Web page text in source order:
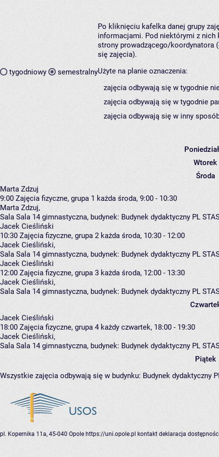
tygodniowy semestralny
Po kliknięciu kafelka danej grupy
informacjami. Pod niektórymi z nich
strony prowadzącego/koordynatora
się zajęcia).
Użyte na planie oznaczenia:
zajęcia odbywają się w tygodnie
zajęcia odbywają się w tygodnie
zajęcia odbywają się w inny
Wtorek
Środa
Marta Zdzuj
9:00 Zajęcia fizyczne, grupa 1 każda środa, 9:00 - 10:30
Marta Zdzuj,
Sala Sala 14 gimnastyczna, budynek: Budynek dydaktyczny PL
Jacek Cieśliński
10:30 Zajęcia fizyczne, grupa 2 każda środa, 10:30 - 12:00
Jacek Cieśliński,
Sala Sala 14 gimnastyczna, budynek: Budynek dydaktyczny PL
Jacek Cieśliński
12:00 Zajęcia fizyczne, grupa 3 każda środa, 12:00 - 13:30
Jacek Cieśliński,
Sala Sala 14 gimnastyczna, budynek: Budynek dydaktyczny PL
Jacek Cieśliński
18:00 Zajęcia fizyczne, grupa 4 każdy czwartek, 18:00 - 19:30
Jacek Cieśliński,
Sala Sala 14 gimnastyczna, budynek: Budynek dydaktyczny PL
Piątek
Wszystkie zajęcia odbywają się w budynku: Budynek dydaktyczny
pl. Kopernika 11a, 45-040 Opole https://uni.opole.pl kontakt deklaracja